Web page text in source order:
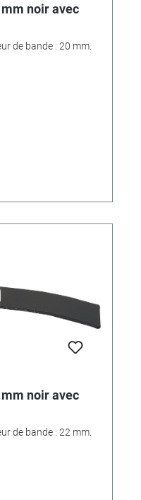
noir avec
de bande : 20 mm.
noir avec
de bande : 22 mm.